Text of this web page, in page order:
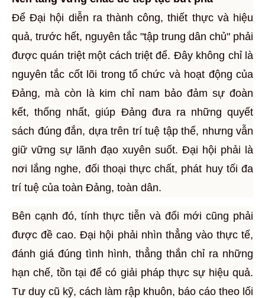
Để Đại hội diễn ra thành công, thiết thực và hiệu
quả, trước hết, nguyên tắc "tập trung dân chủ" phải
được quán triệt một cách triệt để. Đây không chỉ là
nguyên tắc cốt lõi trong tổ chức và hoạt động của
Đảng, mà còn là kim chỉ nam bảo đảm sự đoàn
kết, thống nhất, giúp Đảng đưa ra những quyết
sách đúng đắn, dựa trên trí tuệ tập thể, nhưng vẫn
giữ vững sự lãnh đạo xuyên suốt. Đại hội phải là
nơi lắng nghe, đối thoại thực chất, phát huy tối đa
trí tuệ của toàn Đảng, toàn dân.
Bên cạnh đó, tính thực tiễn và đổi mới cũng phải
được đề cao. Đại hội phải nhìn thẳng vào thực tế,
đánh giá đúng tình hình, thẳng thắn chỉ ra những
hạn chế, tồn tại để có giải pháp thực sự hiệu quả.
Tư duy cũ kỹ, cách làm rập khuôn, báo cáo theo lối